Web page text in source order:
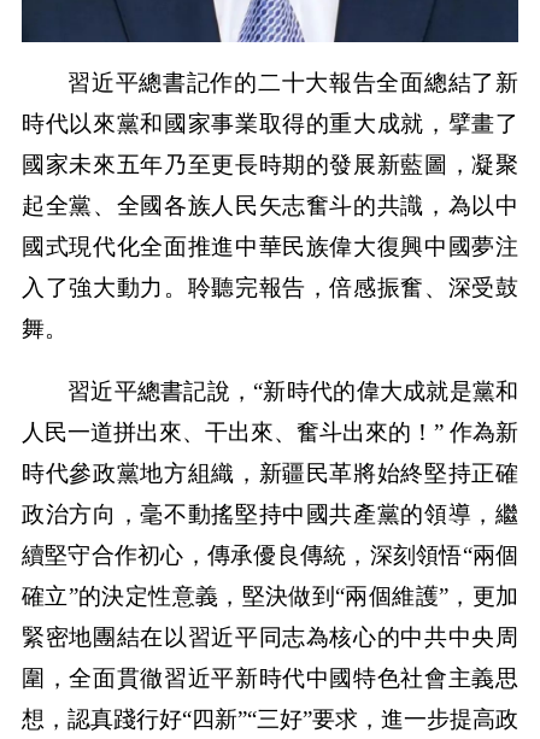
習近平總書記作的二十大報告全面總結了新
時代以來黨和國家事業取得的重大成就，擘畫了
國家未來五年乃至更長時期的發展新藍圖，凝聚
起全黨、全國各族人民矢志奮斗的共識，為以中
國式現代化全面推進中華民族偉大復興中國夢注
入了強大動力。聆聽完報告，倍感振奮、深受鼓
舞。
習近平總書記說，“新時代的偉大成就是黨和
人民一道拼出來、干出來、奮斗出來的！” 作為新
時代參政黨地方組織，新疆民革將始終堅持正確
政治方向，毫不動搖堅持中國共產黨的領導，繼
續堅守合作初心，傳承優良傳統，深刻領悟“兩個
確立”的決定性意義，堅決做到“兩個維護”，更加
緊密地團結在以習近平同志為核心的中共中央周
圍，全面貫徹習近平新時代中國特色社會主義思
想，認真踐行好“四新”“三好”要求，進一步提高政